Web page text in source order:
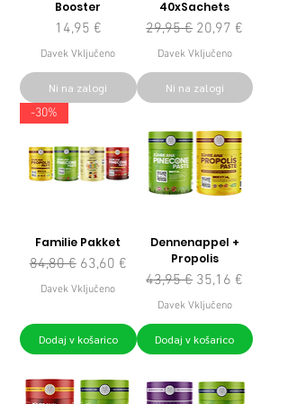
Booster
Cena
14,95 €
Davek Vključeno
Ni na zalogi
40xSachets
Redna cena
29,95 € Cena na
20,97 €
Davek Vključeno
Ni na zalogi
-30%
Familie Pakket
Redna cena
84,80 € Cena na razprodaji
63,60 €
Davek Vključeno
Dodaj v košarico
Dennenappel +
Propolis
Redna cena
43,95 € Cena na
35,16 €
Davek Vključeno
Dodaj v košarico